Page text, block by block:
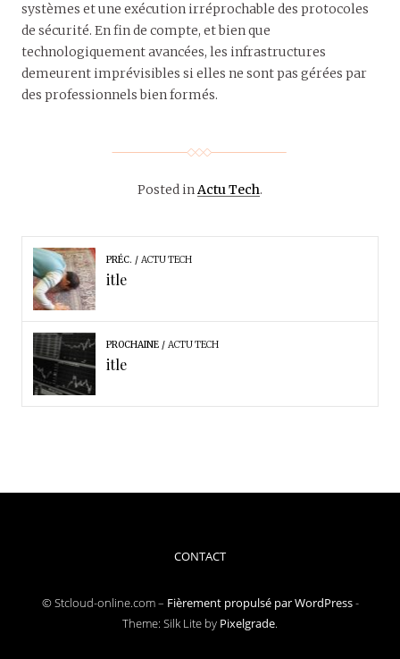
systèmes et une exécution irréprochable des protocoles
de sécurité. En fin de compte, et bien que
technologiquement avancées, les infrastructures
demeurent imprévisibles si elles ne sont pas gérées par
des professionnels bien formés.
Posted inActu Tech.
PRÉC. ACTU TECH
itle
PROCHAINE ACTU TECH
itle
CONTACT
© Stcloud-online.com – Fièrement propulsé par WordPress-
Theme: Silk Lite by Pixelgrade.